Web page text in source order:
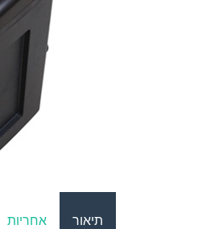
תיאור אחריות